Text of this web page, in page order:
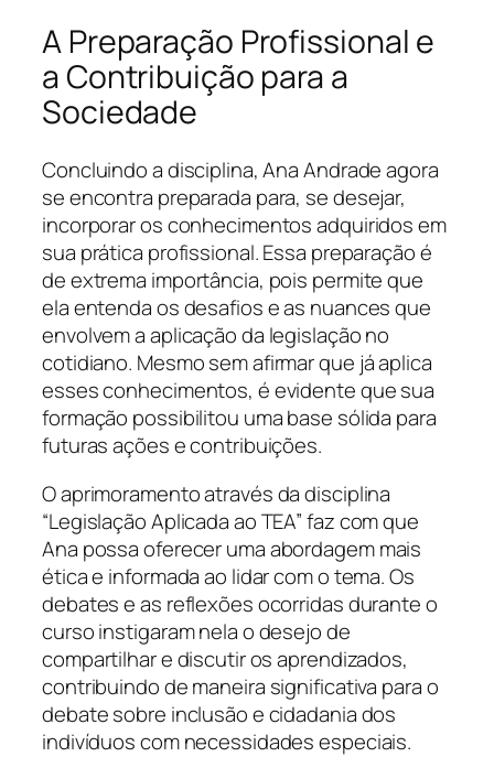
A Preparação Profissional e
a Contribuição para a
Sociedade
Concluindo a disciplina, Ana Andrade agora
se encontra preparada para, se desejar,
incorporar os conhecimentos adquiridos em
sua prática profissional. Essa preparação é
de extrema importância, pois permite que
ela entenda os desafios e as nuances que
envolvem a aplicação da legislação no
cotidiano. Mesmo sem afirmar que já aplica
esses conhecimentos, é evidente que sua
formação possibilitou uma base sólida para
futuras ações e contribuições.
O aprimoramento através da disciplina
“Legislação Aplicada ao TEA” faz com que
Ana possa oferecer uma abordagem mais
ética e informada ao lidar com o tema. Os
debates e as reflexões ocorridas durante o
curso instigaram nela o desejo de
compartilhar e discutir os aprendizados,
contribuindo de maneira significativa para o
debate sobre inclusão e cidadania dos
indivíduos com necessidades especiais.